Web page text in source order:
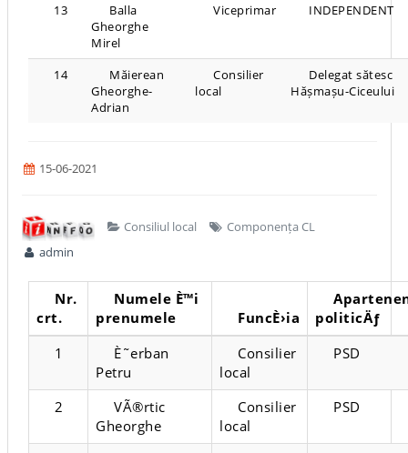
13
Balla
Gheorghe
Mirel
Viceprimar INDEPENDENT
14
Măierean
Gheorghe-
Adrian
Consilier
local
Delegat sătesc
Hășmașu-Ciceului
15-06-2021
Consiliul local
Componența CL
admin
Nr.
crt.
Numele È™i
prenumele
FuncÈ›ia
politicÄƒ
1
È˜erban
Petru
Consilier
local
PSD
2
VÃ®rtic
Gheorghe
Consilier
local
PSD